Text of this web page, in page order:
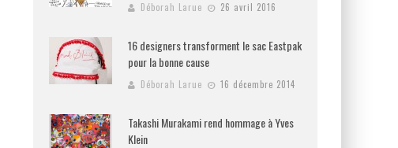
Déborah Larue 26 avril 2016
16 designers transforment le sac Eastpak
pour la bonne cause
Déborah Larue 16 décembre 2014
Takashi Murakami rend hommage à Yves
Klein